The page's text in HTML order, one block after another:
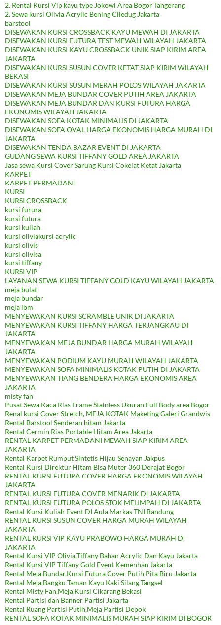
2. Rental Kursi Vip kayu type Jokowi Area Bogor Tangerang
2. Sewa kursi Olivia Acrylic Bening Ciledug Jakarta
barstool
DISEWAKAN KURSI CROSSBACK KAYU MEWAH DI JAKARTA
DISEWAKAN KURSI FUTURA TEST MEWAH WILAYAH JAKARTA
DISEWAKAN KURSI KAYU CROSSBACK UNIK SIAP KIRIM AREA
JAKARTA
DISEWAKAN KURSI SUSUN COVER KETAT SIAP KIRIM WILAYAH
BEKASI
DISEWAKAN KURSI SUSUN MERAH POLOS WILAYAH JAKARTA
DISEWAKAN MEJA BUNDAR COVER PUTIH AREA JAKARTA
DISEWAKAN MEJA BUNDAR DAN KURSI FUTURA HARGA
EKONOMIS WILAYAH JAKARTA
DISEWAKAN SOFA KOTAK MINIMALIS DI JAKARTA
DISEWAKAN SOFA OVAL HARGA EKONOMIS HARGA MURAH DI
JAKARTA
DISEWAKAN TENDA BAZAR EVENT DI JAKARTA
GUDANG SEWA KURSI TIFFANY GOLD AREA JAKARTA
Jasa sewa Kursi Cover Sarung Kursi Cokelat Ketat Jakarta
KARPET
KARPET PERMADANI
KURSI
KURSI CROSSBACK
kursi furura
kursi futura
kursi kuliah
kursi oliviakursi acrylic
kursi olivis
kursi olivisa
kursi tiffany
KURSI VIP
LAYANAN SEWA KURSI TIFFANY GOLD KAYU WILAYAH JAKARTA
meja bulat
meja bundar
meja ibm
MENYEWAKAN KURSI SCRAMBLE UNIK DI JAKARTA
MENYEWAKAN KURSI TIFFANY HARGA TERJANGKAU DI
JAKARTA
MENYEWAKAN MEJA BUNDAR HARGA MURAH WILAYAH
JAKARTA
MENYEWAKAN PODIUM KAYU MURAH WILAYAH JAKARTA
MENYEWAKAN SOFA MINIMALIS KOTAK PUTIH DI JAKARTA
MENYEWAKAN TIANG BENDERA HARGA EKONOMIS AREA
JAKARTA
misty fan
Pusat Sewa Kaca Rias Frame Stainless Ukuran Full Body area Bogor
Renal kursi Cover Stretch, MEJA KOTAK Maketing Galeri Grandwis
Rental Barstool Senderan hitam Jakarta
Rental Cermin Rias Portable Hitam Area Jakarta
RENTAL KARPET PERMADANI MEWAH SIAP KIRIM AREA
JAKARTA
Rental Karpet Rumput Sintetis Hijau Senayan Jakpus
Rental Kursi Direktur Hitam Bisa Muter 360 Derajat Bogor
RENTAL KURSI FUTURA COVER HARGA EKONOMIS WILAYAH
JAKARTA
RENTAL KURSI FUTURA COVER MENARIK DI JAKARTA
RENTAL KURSI FUTURA POLOS STOK MELIMPAH DI JAKARTA
Rental Kursi Kuliah Event DI Aula Markas TNI Bandung
RENTAL KURSI SUSUN COVER HARGA MURAH WILAYAH
JAKARTA
RENTAL KURSI VIP KAYU PRABOWO HARGA MURAH DI
JAKARTA
Rental Kursi VIP Olivia,Tiffany Bahan Acrylic Dan Kayu Jakarta
Rental Kursi VIP Tiffany Gold Event Kemenhan Jakarta
Rental Meja Bundar,Kursi Futura Cover Putih Pita Biru Jakarta
Rental Meja,Bangku Taman Kayu Kaki Silang Tangsel
Rental Misty Fan,Meja,Kursi Cikarang Bekasi
Rental Partisi dan Banner Partisi Jakarta
Rental Ruang Partisi Putih,Meja Partisi Depok
RENTAL SOFA KOTAK MINIMALIS MURAH SIAP KIRIM DI BOGOR